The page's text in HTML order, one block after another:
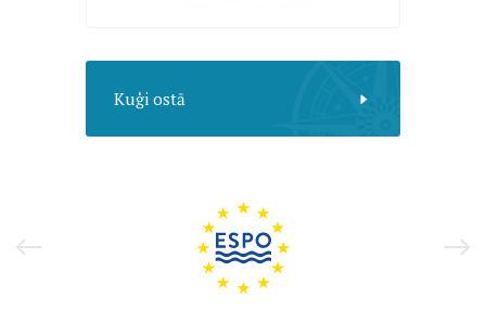
Kuģi ostā